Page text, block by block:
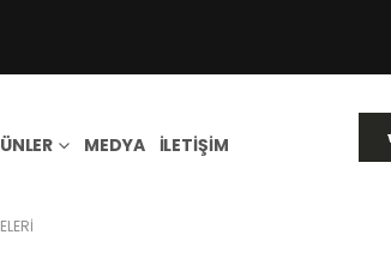
MEDYA İLETIŞIM